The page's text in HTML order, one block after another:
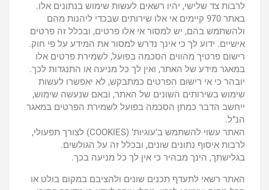
לרבות צד שלישי, יהיו רשאים לעשות שימוש בנתונים אלו.
באתר 970 קיימים אי אלו שירותים שבכדי ליהנות מהם
ולהשתמש בהם, יש למסור אי אלו פרטים, ובכלל זה פרטים
אישיים. ידוע לך כי אינך נדרש למסור את המידע על פי חוק.
רישום פרטיך מהווים הסכמה בפועל, לשמירת פרטים אלו
במאגר מידע של האתר, ואין לך כל מניעה או התנגדות לכך.
יובהר כי אי רישום הפרטים כמתבקש, לא יאפשרו לעשות
שימוש בשירותים השונים של האתר, ובאם שנעשה שימוש,
ייחשב הדבר כמתן הסכמה בפועל לשמירת הפרטים במאגר
הנ”ל.
האתר עשוי להשתמש ב’עוגיות’ (COOKIES) לצורך תפעולי,
לרבות איסוף נתונים שונים, ובכלל זה על הגולשים.
בגלישתך, הינך מבהיר כי אין לך כל מניעה בכך.
האתר רשאי לתעדף תכנים שונים ולהציבם במקום בולט או